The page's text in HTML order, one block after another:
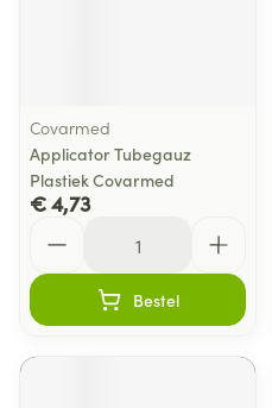
Covarmed
Applicator Tubegauz
Plastiek Covarmed
€ 4,73
Bestel